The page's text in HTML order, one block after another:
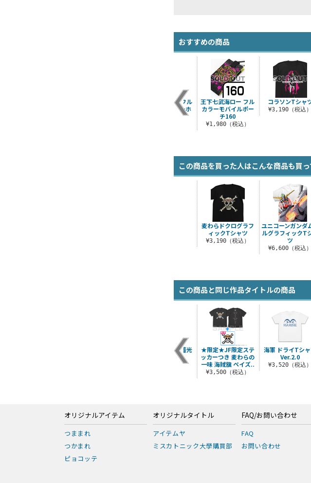
おすすめの商品
王下七武海ロー フル
カラーリールキーホ
王下七武海ロー フル
カラーモバイルポー
チ160
¥1,980（税込）
コラソンTシャ
¥3,190（税込）
この商品を買った人はこんな商品も買
麦わらドクログラフ
ィックTシャツ
¥3,190（税込）
ユニコーンガンダ
ルグラフィックT
ツ
¥6,600（税込）
この商品と同じ作品タイトルの商品
麦わらのドクロ 蓄光
¥3,190（税込）
★限定★JF限定ステ
ッカーつき 麦わらの
一味 海賊旗 ペイズ..
¥3,500（税込）
海軍 ドライTシ
Ver.2.0
¥3,520（税込）
オリジナルアイテム
つままれ
つかまれ
ピョコッテ
オリジナルタイトル
アイテムヤ
ミスカトニック大學購買部
FAQ/お問い合わせ
FAQ
お問い合わせ